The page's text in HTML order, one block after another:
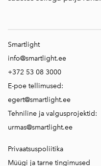
Smartlight
info@smartlight.ee
+372 53 08 3000
E-poe tellimused:
egert@smartlight.ee
Tehniline ja valgusprojektid:
urmas@smartlight.ee
Privaatsuspoliitika
Müügi ja tarne tingimused